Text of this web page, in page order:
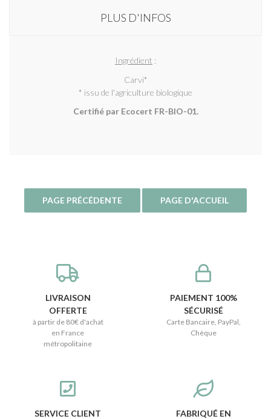
PLUS D'INFOS
Ingrédient :
Carvi*
* issu de l'agriculture biologique
Certifié par Ecocert FR-BIO-01.
LIVRAISON
OFFERTE
à partir de 80€ d'achat
en France
métropolitaine
PAIEMENT 100%
SÉCURISÉ
Carte Bancaire, PayPal,
Chèque
SERVICE CLIENT
FABRIQUÉ EN